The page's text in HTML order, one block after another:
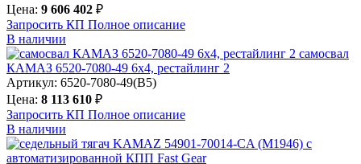
Цена: 9 606 402 ₽
Запросить КП Полное описание
В наличии
самосвал
КАМАЗ 6520-7080-49 6х4, рестайлинг 2
Артикул: 6520-7080-49(B5)
Цена: 8 113 610 ₽
Запросить КП Полное описание
В наличии